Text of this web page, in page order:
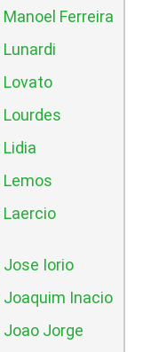
Ferreira
Lovato
Lemos
Laercio
Jose Iorio
Joaquim Inacio
Jorge